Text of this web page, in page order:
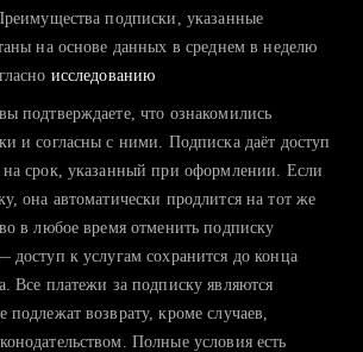
времени на поиск и вручную поднимаете
себя с конкурентами и оценить шансы
подписки, указанные
на основе данных в среднем в неделю
исследованию
подтверждаете, что ознакомились
и согласны с ними. Подписка даёт доступ
срок, указанный при оформлении. Если
она автоматически продлится на тот же
в любое время отменить подписку
к услугам сохранится до конца
Все платежи за подписку являются
подлежат возврату, кроме случаев,
Полные условия есть